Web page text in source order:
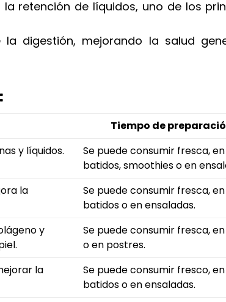
retención de líquidos, uno de los
digestión, mejorando la salud
Tiempo de
y líquidos.
Se puede consumir fresca, en
batidos, smoothies o en
la
Se puede consumir fresca, en
batidos o en ensaladas.
y
Se puede consumir fresca,
o en postres.
la
Se puede consumir fresco, en
batidos o en ensaladas.